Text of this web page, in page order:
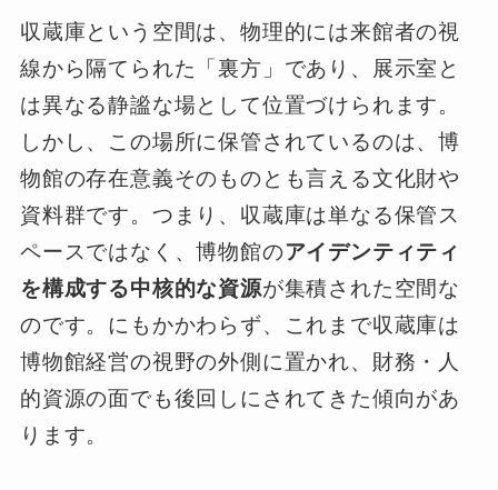
収蔵庫という空間は、物理的には来館者の視
線から隔てられた「裏方」であり、展示室と
は異なる静謐な場として位置づけられます。
しかし、この場所に保管されているのは、博
物館の存在意義そのものとも言える文化財や
資料群です。つまり、収蔵庫は単なる保管ス
ペースではなく、博物館のアイデンティティ
を構成する中核的な資源が集積された空間な
のです。にもかかわらず、これまで収蔵庫は
博物館経営の視野の外側に置かれ、財務・人
的資源の面でも後回しにされてきた傾向があ
ります。